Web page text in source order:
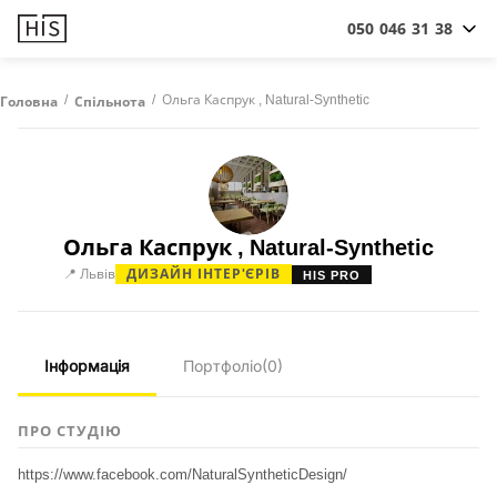
050 046 31 38
Головна / Спільнота / Ольга Каспрук , Natural-Synthetic
Ольга Каспрук , Natural-Synthetic
📍 Львів ДИЗАЙН ІНТЕР'ЄРІВ HIS PRO
Інформація Портфоліо(0)
ПРО СТУДІЮ
https://www.facebook.com/NaturalSyntheticDesign/